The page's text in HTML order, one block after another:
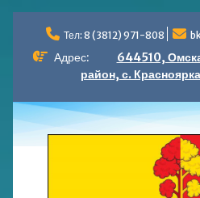
содержимому
Тел: 8 (3812) 971-808
Адрес:
644510,
район, с.